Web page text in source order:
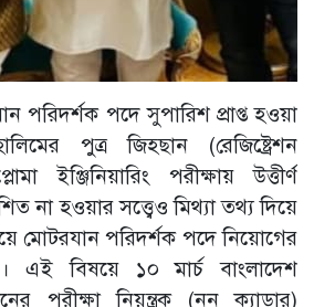
পরিদর্শক পদে সুপারিশ প্রাপ্ত হওয়া
পুত্র জিহছান (রেজিষ্ট্রেশন
ইঞ্জিনিয়ারিং পরীক্ষায় উত্তীর্ণ
না হওয়ার সত্ত্বেও মিথ্যা তথ্য দিয়ে
মোটরযান পরিদর্শক পদে নিয়োগের
এই বিষয়ে ১০ মার্চ বাংলাদেশ
পরীক্ষা নিয়ন্ত্রক (নন ক্যাডার)